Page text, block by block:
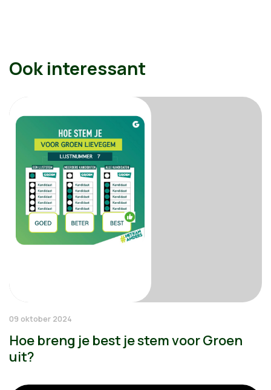
Ook interessant
09 oktober 2024
Hoe breng je best je stem voor Groen
uit?